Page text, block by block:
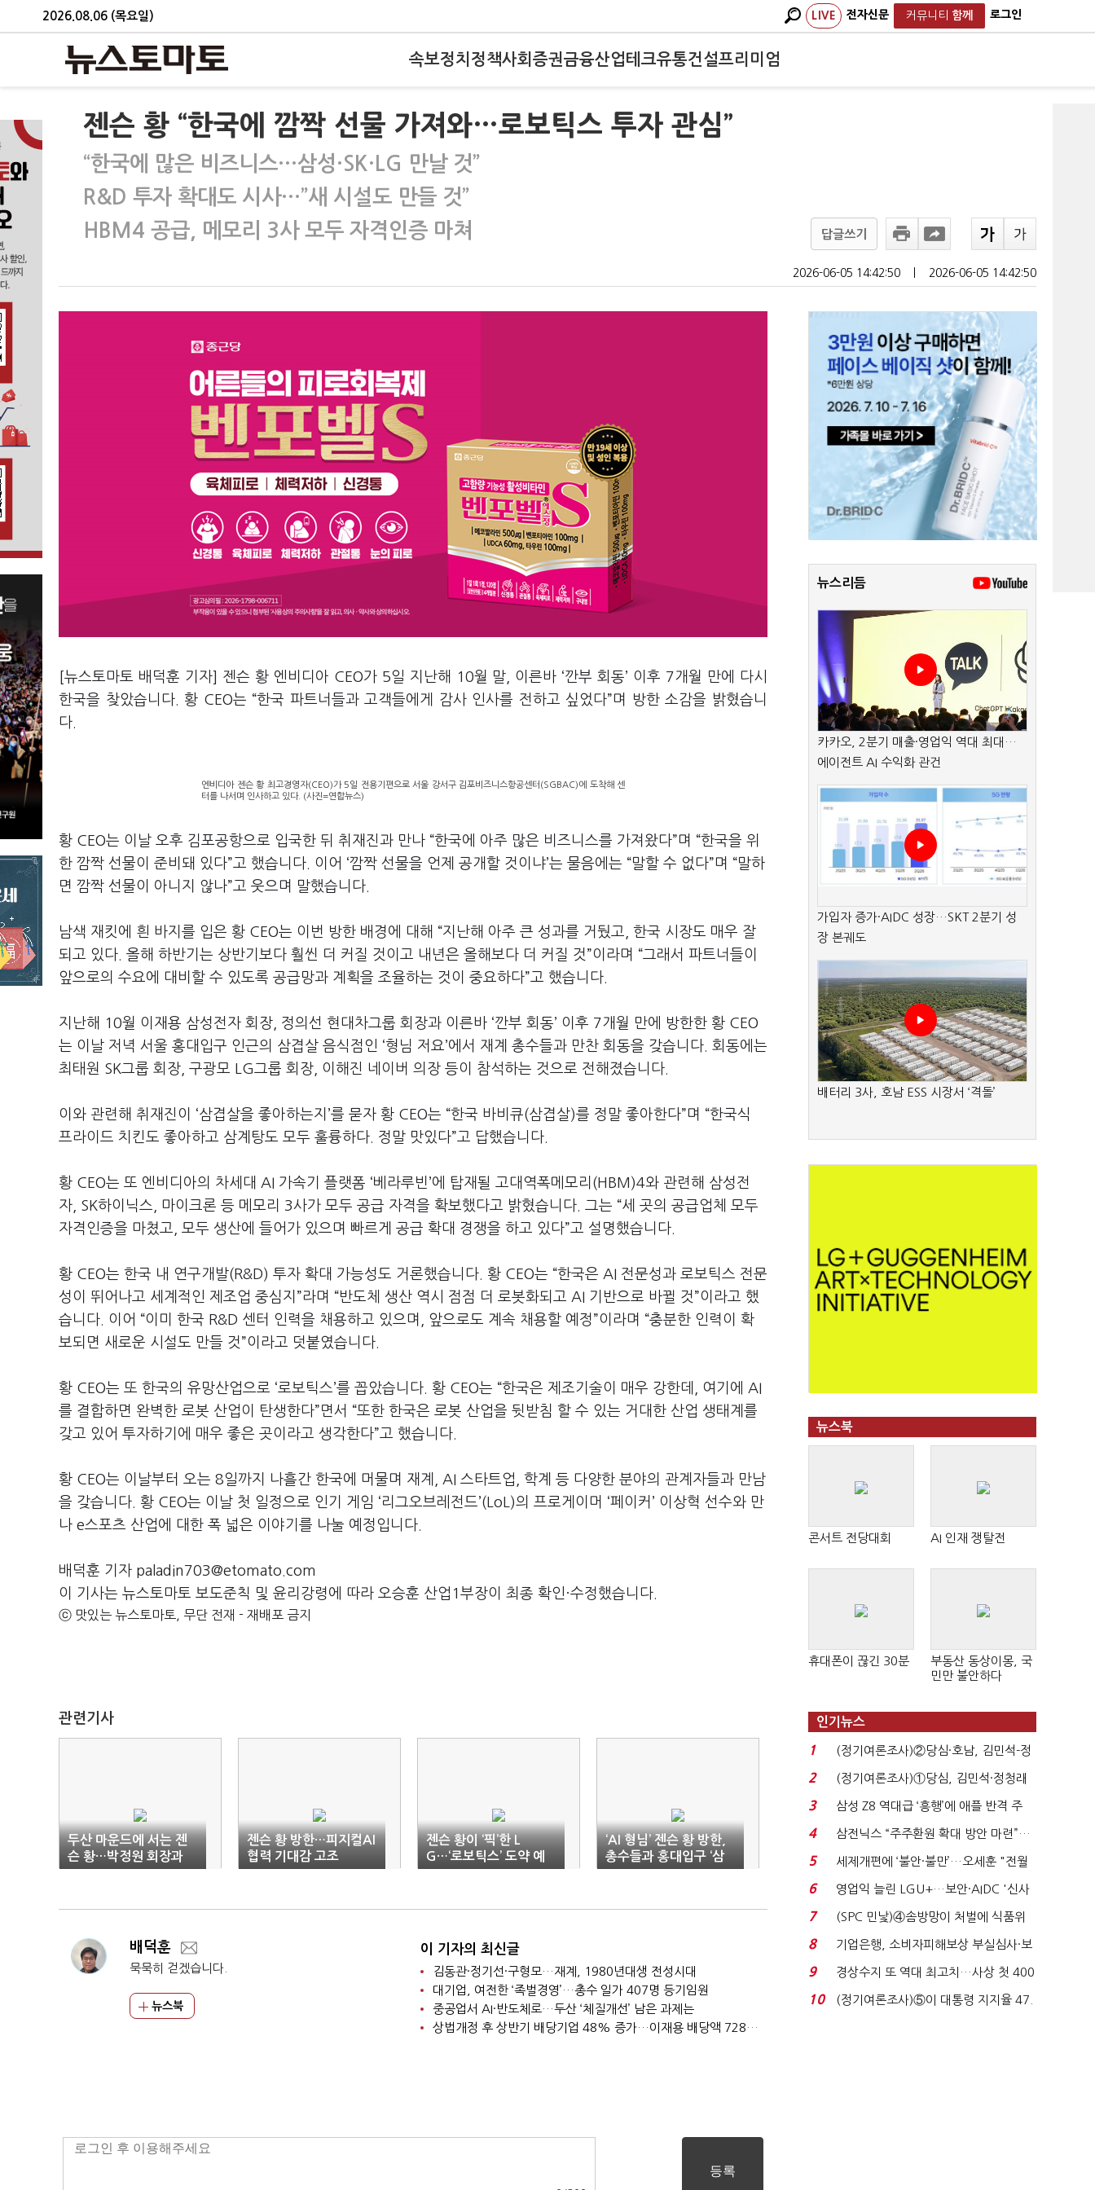
2026.08.06 (목요일) LIVE 전자신문 커뮤니티 함께 로그인
속보정치 정책사회 증권금융산업테크유통건설프리미엄
젠슨 황 “한국에 깜짝 선물 가져와…로보틱스 투자 관심”
“한국에 많은 비즈니스…삼성·SK·LG 만날 것”
R&D 투자 확대도 시사…”새 시설도 만들 것”
HBM4 공급, 메모리 3사 모두 자격인증 마쳐
답글쓰기
2026-06-05 14:42:50 2026-06-05 14:42:50
[뉴스토마토 배덕훈 기자] 젠슨 황 엔비디아 CEO가 5일 지난해 10월 말 이른바 ‘깐부 회동’ 이후 7개월 만에 다시
한국을 찾았습니다. 황 CEO는 “한국 파트너들과 고객들에게 감사 인사를 전하고 싶었다”며 방한 소감을 밝혔습니
다
엔비디아 젠슨 황 최고경영자(CEO)가 5일 전용기편으로 서울 강서구 김포비즈니스항공센터(SGBAC)에 도착해 센
터를 나서며 인사하고 있다. (사진=연합뉴스)
황 CEO는 이날 오후 김포공항으로 입국한 뒤 취재진과 만나 “한국에 아주 많은 비즈니스를 가져왔다”며 “한국을 위
한 깜짝 선물이 준비돼 있다”고 했습니다 이어 ‘깜짝 선물을 언제 공개할 것이냐’는 물음에는 “말할 수 없다”며 “말하
면 깜짝 선물이 아니지 않나”고 웃으며 말했습니다
남색 재킷에 흰 바지를 입은 황 CEO는 이번 방한 배경에 대해 “지난해 아주 큰 성과를 거뒀고
한국 시장도 매우 잘
되고 있다 올해 하반기는 상반기보다 훨씬 더 커질 것이고 내년은 올해보다 더 커질 것”이라며 “그래서 파트너들이
앞으로의 수요에 대비할 수 있도록 공급망과 계획을 조율하는 것이 중요하다”고 했습니다
지난해 10월 이재용 삼성전자 회장 정의선 현대차그룹 회장과 이른바 ‘깐부 회동’ 이후 7개월 만에 방한한 황 CEO
는 이날 저녁 서울 홍대입구 인근의 삼겹살 음식점인 ‘형님 저요’에서 재계 총수들과 만찬 회동을 갖습니다 회동에는
최태원 SK그룹 회장 구광모 LG그룹 회장 이해진 네이버 의장 등이 참석하는 것으로 전해졌습니다
이와 관련해 취재진이 ‘삼겹살을 좋아하는지 ’를 묻자 황 CEO는 “한국 바비큐(삼겹살)를 정말 좋아한다”며 “한국식
프라이드 치킨도 좋아하고 삼계탕도 모두 훌륭하다
정말 맛있다”고 답했습니다
황 CEO는 또 엔비디아의 차세대 AI 가속기 플랫폼 ‘베라루빈’에 탑재될 고대역폭메모리 (HBM)4와 관련해 삼성전
자 , SK하이닉스 마이크론 등 메모리 3사가 모두 공급 자격을 확보했다고 밝혔습니다 그는 “세 곳의 공급업체 모두
자격인증을 마쳤고
모두 생산에 들어가 있으며 빠르게 공급 확대 경쟁을 하고 있다”고 설명했습니다
황 CEO는 한국 내 연구개발(R&D) 투자 확대 가능성도 거론했습니다 황 CEO는 “한국은 AI 전문성과 로보틱스 전문
성이 뛰어나고 세계적인 제조업 중심지 ”라며 “반도체 생산 역시 점점 더 로봇화되고 AI 기반으로 바뀔 것”이라고 했
습니다
이어 “이미 한국 R&D 센터 인력을 채용하고 있으며 앞으로도 계속 채용할 예정”이라며 “충분한 인력이 확
보되면 새로운 시설도 만들 것”이라고 덧붙였습니다
황 CEO는 또 한국의 유망산업으로 ‘로보틱스’를 꼽았습니다 황 CEO는 “한국은 제조기술이 매우 강한데 여기에 AI
를 결합하면 완벽한 로봇 산업이 탄생한다”면서 “또한 한국은 로봇 산업을 뒷받침 할 수 있는 거대한 산업 생태계를
갖고 있어 투자하기에 매우 좋은 곳이라고 생각한다”고 했습니다
황 CEO는 이날부터 오는 8일까지 나흘간 한국에 머물며 재계 , AI 스타트업
학계 등 다양한 분야의 관계자들과 만남
을 갖습니다
황 CEO는 이날 첫 일정으로 인기 게임 ‘리그오브레전드’(LoL)의 프로게이머 ‘페이커 ’ 이상혁 선수와 만
나 e스포츠 산업에 대한 폭 넓은 이야기를 나눌 예정입니다
배덕훈 기자 paladin703@etomato.com
이 기사는 뉴스토마토 보도준칙 및 윤리강령에 따라 오승훈 산업1부장이 최종 확인·수정했습니다.
ⓒ 맛있는 뉴스토마토, 무단 전재 - 재배포 금지
관련기사
두산 마운드에 서는 젠
슨 황…박정원 회장과
‘투타 호흡’
젠슨 황 방한…피지컬AI
협력 기대감 고조
젠슨 황이 ‘픽’한 L
G…‘로보틱스’ 도약 예
고
‘AI 형님’ 젠슨 황 방한,
총수들과 홍대입구 ‘삼
소’ 회동
배덕훈
묵묵히 걷겠습니다.
뉴스북
이 기자의 최신글
김동관·정기선·구형모…재계, 1980년대생 전성시대
대기업, 여전한 ‘족벌경영’…총수 일가 407명 등기임원
중공업서 AI·반도체로…두산 ‘체질개선’ 남은 과제는
상법개정 후 상반기 배당기업 48% 증가…이재용 배당액 728억 1위
뉴스리듬
카카오, 2분기 매출·영업익 역대 최대…
에이전트 AI 수익화 관건
가입자 증가·AIDC 성장…SKT 2분기 성
장 본궤도
배터리 3사, 호남 ESS 시장서 ‘격돌’
뉴스북
콘서트 전당대회 AI 인재 쟁탈전
휴대폰이 끊긴 30분
부동산 동상이몽, 국
민만 불안하다
인기뉴스
1
(정기여론조사)②당심·호남, 김민석-정
청래 '초접전'...
2
(정기여론조사)①당심, 김민석·정청래
'초접전'…대통령 ...
3
삼성 Z8 역대급 ‘흥행’에 애플 반격 주
목…9월 ‘폴...
4
삼전닉스 “주주환원 확대 방안 마련”…
로이터에 성명...
5
세제개편에 ‘불안·불만’…오세훈 "전월
세 구하기 더 ...
6
영업익 늘린 LGU+…보안·AIDC '신사
업 드라이브'...
7
(SPC 민낯)④솜방망이 처벌에 식품위
생법 위반 반복...
8
기업은행, 소비자피해보상 부실심사·보
이스피싱 공시 ...
9
경상수지 또 역대 최고치…사상 첫 400
억달러에 '3% 성...
10
(정기여론조사)⑤이 대통령 지지율 47.